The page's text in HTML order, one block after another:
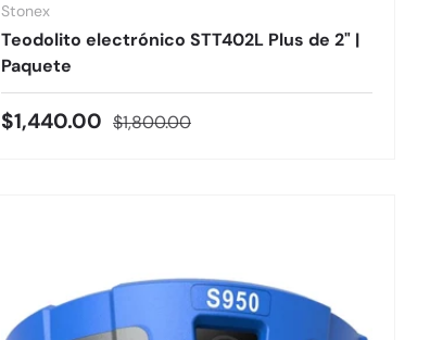
Stonex
Teodolito electrónico STT402L Plus de 2" |
Paquete
Precio de venta
$1,440.00 Precio normal
$1,800.00